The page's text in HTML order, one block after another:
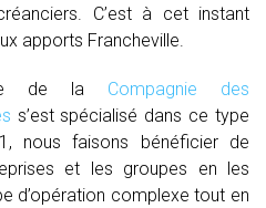
C’est à cet instant
apports Francheville.
de la Compagnie des
s’est spécialisé dans ce type
nous faisons bénéficier de
et les groupes en les
d’opération complexe tout en